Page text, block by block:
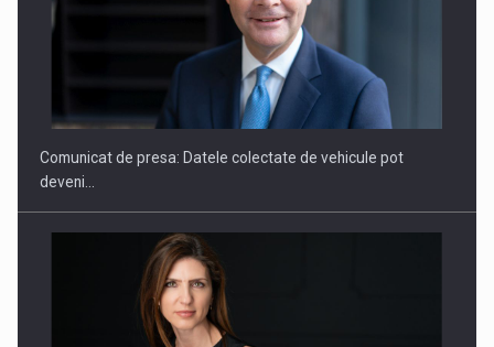
SAPTE PERSONALITATI DIN MEDIUL DE AFACERI, ACADEMIC
Comunicat de presa: Datele colectate de vehicule pot
deveni…